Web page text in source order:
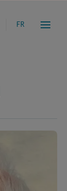
FR